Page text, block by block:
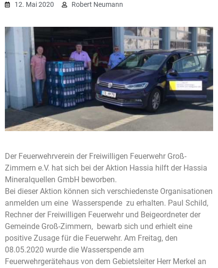
12. Mai 2020 Robert Neumann
Der Feuerwehrverein der Freiwilligen Feuerwehr Groß-
Zimmern e.V. hat sich bei der Aktion Hassia hilft der Hassia
Mineralquellen GmbH beworben.
Bei dieser Aktion können sich verschiedenste Organisationen
anmelden um eine Wasserspende zu erhalten. Paul Schild,
Rechner der Freiwilligen Feuerwehr und Beigeordneter der
Gemeinde Groß-Zimmern, bewarb sich und erhielt eine
positive Zusage für die Feuerwehr. Am Freitag, den
08.05.2020 wurde die Wasserspende am
Feuerwehrgerätehaus von dem Gebietsleiter Herr Merkel an